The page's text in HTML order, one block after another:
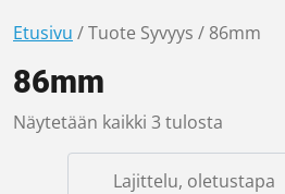
Etusivu / Tuote Syvyys / 86mm
86mm
Näytetään kaikki 3 tulosta